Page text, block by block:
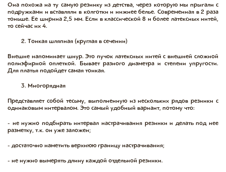
Она похожа на ту самую резинку из детства, через которую мы прыгали с
подружками и вставляли в колготки и нижнее белье. Современная в 2 раза
тоньше. Ее ширина 2,5 мм. Если в классической 8 и более латексных нитей,
то сейчас их 4.
Тонкая шляпная (круглая в сечении)
Внешне напоминает шнур. Это пучок латексных нитей с внешней сложной
полиэфирной оплеткой. Бывает разного диаметра и степени упругости.
Для платья подойдет самая тонкая.
Многорядная
Представляет собой тесьму, выполненную из нескольких рядов резинки с
одинаковым интервалом. Это самый удобный вариант, потому что:
- не нужно подбирать интервал настрачивания резинки и делать под нее
разметку, т.к. он уже заложен;
- достаточно наметить верхнюю границу настрачивания;
- не нужно вымерять длину каждой отдельной резинки.